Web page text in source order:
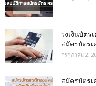
วงเงินบัตร
สมัครบัตรเ
กรกฎาคม 2,
สมัครบัตรเ